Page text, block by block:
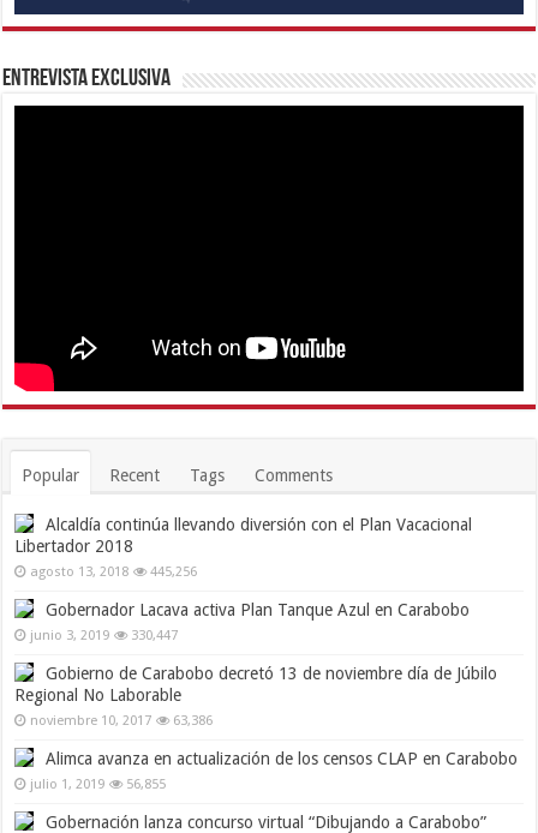
Entrevista Exclusiva
Popular Recent Tags Comments
Alcaldía continúa llevando diversión con el Plan Vacacional
Libertador 2018
agosto 13, 2018 445,256
Gobernador Lacava activa Plan Tanque Azul en Carabobo
junio 3, 2019 330,447
Gobierno de Carabobo decretó 13 de noviembre día de Júbilo
Regional No Laborable
noviembre 10, 2017 63,386
Alimca avanza en actualización de los censos CLAP en Carabobo
julio 1, 2019 56,855
Gobernación lanza concurso virtual “Dibujando a Carabobo”